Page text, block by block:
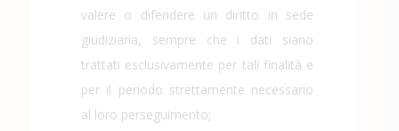
valere o difendere un diritto in sede
giudiziaria, sempre che i dati siano
trattati esclusivamente per tali finalità e
per il periodo strettamente necessario
al loro perseguimento;